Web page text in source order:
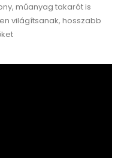
műanyag takarót is
világítsanak, hosszabb